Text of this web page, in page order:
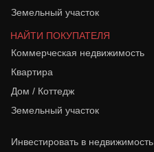
Земельный участок
НАЙТИ ПОКУПАТЕЛЯ
Коммерческая недвижимость
Квартира
Дом / Коттедж
Земельный участок
Инвестировать в недвижимость